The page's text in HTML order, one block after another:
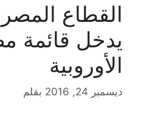
القطاع
يدخل قائمة
الأوروبية
ديسمبر 24, 2016 بقلم